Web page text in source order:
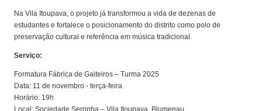
Na Vila Itoupava, o projeto já transformou a vida de dezenas de
estudantes e fortalece o posicionamento do distrito como polo de
preservação cultural e referência em música tradicional.
Serviço:
Formatura Fábrica de Gaiteiros – Turma 2025
Data: 11 de novembro - terça-feira
Horário: 19h
Local: Sociedade Serrinha – Vila Itoupava, Blumenau